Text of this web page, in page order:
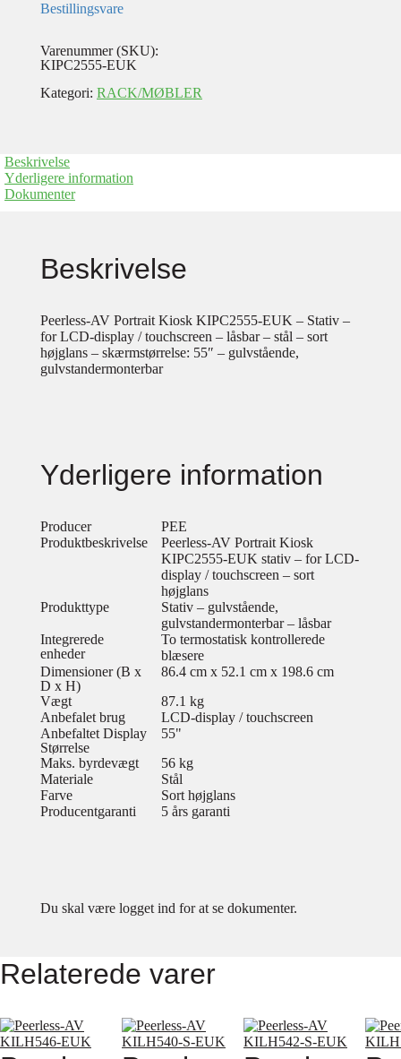
Bestillingsvare
Varenummer (SKU):
KIPC2555-EUK
Kategori: RACK/MØBLER
Beskrivelse
Yderligere information
Dokumenter
Beskrivelse
Peerless-AV Portrait Kiosk KIPC2555-EUK – Stativ –
for LCD-display / touchscreen – låsbar – stål – sort
højglans – skærmstørrelse: 55″ – gulvstående,
gulvstandermonterbar
Yderligere information
Producer
PEE
Produktbeskrivelse
Peerless-AV Portrait Kiosk
KIPC2555-EUK stativ – for LCD-
display / touchscreen – sort
højglans
Produkttype
Stativ – gulvstående,
gulvstandermonterbar – låsbar
Integrerede
enheder
To termostatisk kontrollerede
blæsere
Dimensioner (B x
D x H)
86.4 cm x 52.1 cm x 198.6 cm
Vægt
87.1 kg
Anbefalet brug
LCD-display / touchscreen
Anbefaltet Display
Størrelse
55"
Maks. byrdevægt
56 kg
Materiale
Stål
Farve
Sort højglans
Producentgaranti
5 års garanti
Du skal være logget ind for at se dokumenter.
Relaterede varer